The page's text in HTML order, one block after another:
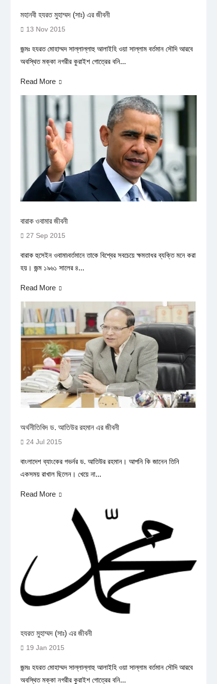
মহানবী হযরত মুহাম্মদ (সাঃ) এর জীবনী
13 Nov 2015
জন্মঃ হযরত মোহাম্মদ সাল্লাল্লাহু আলাইহি ওয়া সাল্লাম বর্তমান সৌদি আরবে
অবস্থিত মক্কা নগরীর কুরাইশ গোত্রের বনি...
Read More
বারাক ওবামার জীবনী
27 Sep 2015
বারাক হুসেইন ওবামা৷বর্তমানে তাকে বিশ্বের সবচেয়ে ক্ষমতাধর ব্যক্তি মনে করা
হয়। জন্ম ১৯৬১ সালের ৪...
Read More
অর্থনীতিবিদ ড. আতিউর রহমান এর জীবনী
24 Jul 2015
বাংলাদেশ ব্যাংকের গভর্নর ড. আতিউর রহমান। আপনি কি জানেন তিনি
একসময় রাখাল ছিলেন। খেয়ে না...
Read More
হযরত মুহাম্মদ (সাঃ) এর জীবনী
19 Jan 2015
জন্মঃ হযরত মোহাম্মদ সাল্লাল্লাহু আলাইহি ওয়া সাল্লাম বর্তমান সৌদি আরবে
অবস্থিত মক্কা নগরীর কুরাইশ গোত্রের বনি...